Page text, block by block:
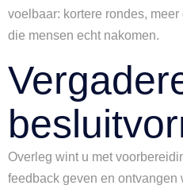
voelbaar: kortere rondes,
die mensen echt nakomen.
Overleg wint u met
feedback geven en ontvangen